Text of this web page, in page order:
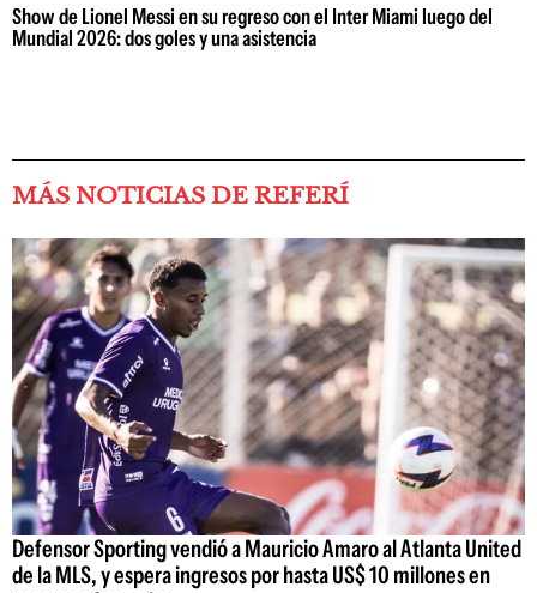
Show de Lionel Messi en su regreso con el Inter Miami luego del
Mundial 2026: dos goles y una asistencia
MÁS NOTICIAS DE REFERÍ
Defensor Sporting vendió a Mauricio Amaro al Atlanta United
de la MLS, y espera ingresos por hasta US$ 10 millones en